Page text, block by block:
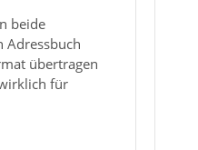
beide
Adressbuch
übertragen
für